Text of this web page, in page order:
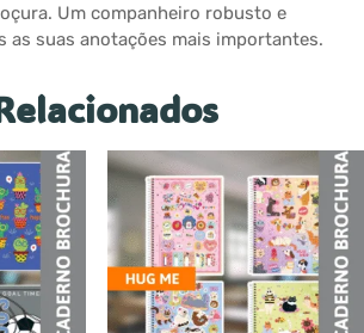
Um companheiro robusto e
as suas anotações mais importantes.